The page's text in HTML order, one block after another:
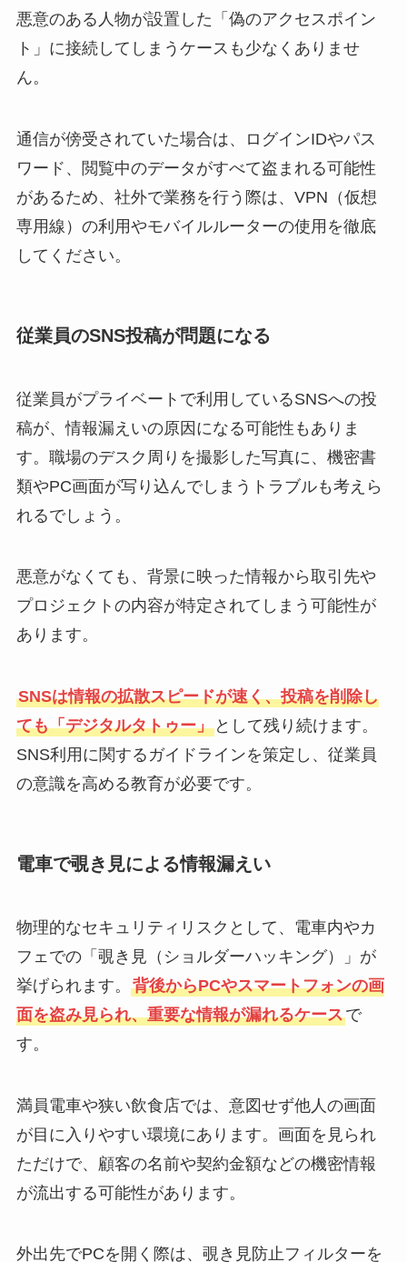
悪意のある人物が設置した「偽のアクセスポイン
ト」に接続してしまうケースも少なくありませ
ん。
通信が傍受されていた場合は、ログインIDやパス
ワード、閲覧中のデータがすべて盗まれる可能性
があるため、社外で業務を行う際は、VPN（仮想
専用線）の利用やモバイルルーターの使用を徹底
してください。
従業員のSNS投稿が問題になる
従業員がプライベートで利用しているSNSへの投
稿が、情報漏えいの原因になる可能性もありま
す。職場のデスク周りを撮影した写真に、機密書
類やPC画面が写り込んでしまうトラブルも考えら
れるでしょう。
悪意がなくても、背景に映った情報から取引先や
プロジェクトの内容が特定されてしまう可能性が
あります。
SNSは情報の拡散スピードが速く、投稿を削除し
ても「デジタルタトゥー」として残り続けます。
SNS利用に関するガイドラインを策定し、従業員
の意識を高める教育が必要です。
電車で覗き見による情報漏えい
物理的なセキュリティリスクとして、電車内やカ
フェでの「覗き見（ショルダーハッキング）」が
挙げられます。 背後からPCやスマートフォンの画
面を盗み見られ、重要な情報が漏れるケースで
す。
満員電車や狭い飲食店では、意図せず他人の画面
が目に入りやすい環境にあります。画面を見られ
ただけで、顧客の名前や契約金額などの機密情報
が流出する可能性があります。
外出先でPCを開く際は、覗き見防止フィルターを